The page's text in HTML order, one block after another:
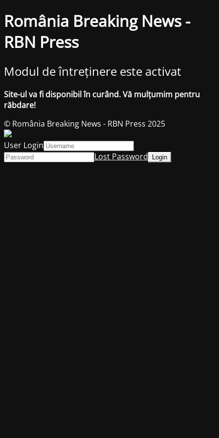
România Breaking News -
RBN Press
Modul de întreținere este activat
Site-ul va fi disponibil în curând. Vă mulțumim pentru
răbdare!
© România Breaking News - RBN Press 2025
User Login
Lost Password